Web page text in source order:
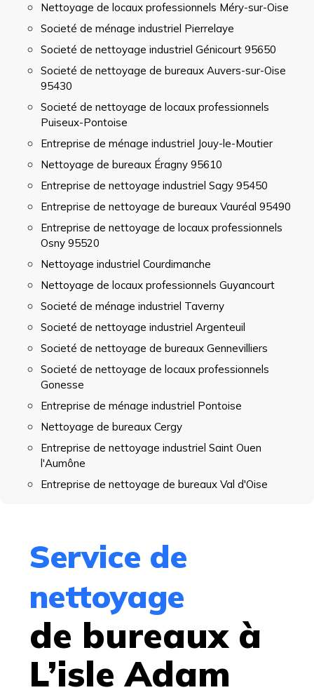
Nettoyage de locaux professionnels Méry-sur-Oise
Societé de ménage industriel Pierrelaye
Societé de nettoyage industriel Génicourt 95650
Societé de nettoyage de bureaux Auvers-sur-Oise
95430
Societé de nettoyage de locaux professionnels
Puiseux-Pontoise
Entreprise de ménage industriel Jouy-le-Moutier
Nettoyage de bureaux Éragny 95610
Entreprise de nettoyage industriel Sagy 95450
Entreprise de nettoyage de bureaux Vauréal 95490
Entreprise de nettoyage de locaux professionnels
Osny 95520
Nettoyage industriel Courdimanche
Nettoyage de locaux professionnels Guyancourt
Societé de ménage industriel Taverny
Societé de nettoyage industriel Argenteuil
Societé de nettoyage de bureaux Gennevilliers
Societé de nettoyage de locaux professionnels
Gonesse
Entreprise de ménage industriel Pontoise
Nettoyage de bureaux Cergy
Entreprise de nettoyage industriel Saint Ouen
l'Aumône
Entreprise de nettoyage de bureaux Val d'Oise
Service de
nettoyage
de bureaux à
L’isle Adam